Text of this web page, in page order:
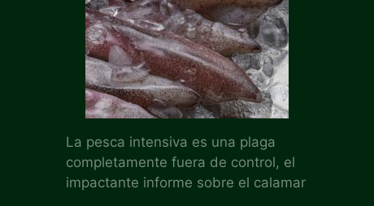
La pesca intensiva es una plaga
completamente fuera de control, el
impactante informe sobre el calamar